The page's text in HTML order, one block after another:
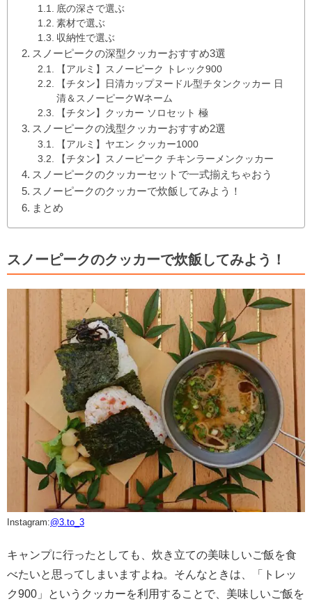
底の深さで選ぶ
素材で選ぶ
収納性で選ぶ
スノーピークの深型クッカーおすすめ3選
【アルミ】スノーピーク トレック900
【チタン】日清カップヌードル型チタンクッカー 日
清＆スノーピークWネーム
【チタン】クッカー ソロセット 極
スノーピークの浅型クッカーおすすめ2選
【アルミ】ヤエン クッカー1000
【チタン】スノーピーク チキンラーメンクッカー
スノーピークのクッカーセットで一式揃えちゃおう
スノーピークのクッカーで炊飯してみよう！
まとめ
スノーピークのクッカーで炊飯してみよう！
Instagram:@3.to_3
キャンプに行ったとしても、炊き立ての美味しいご飯を食
べたいと思ってしまいますよね。そんなときは、「トレッ
ク900」というクッカーを利用することで、美味しいご飯を